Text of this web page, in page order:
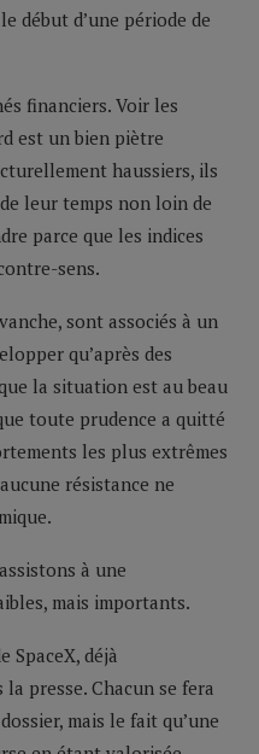
début d’une période de
financiers. Voir les
est un bien piètre
haussiers, ils
leur temps non loin de
parce que les indices
sens.
sont associés à un
qu’après des
la situation est au beau
toute prudence a quitté
les plus extrêmes
résistance ne
à une
mais importants.
SpaceX, déjà
presse. Chacun se fera
mais le fait qu’une